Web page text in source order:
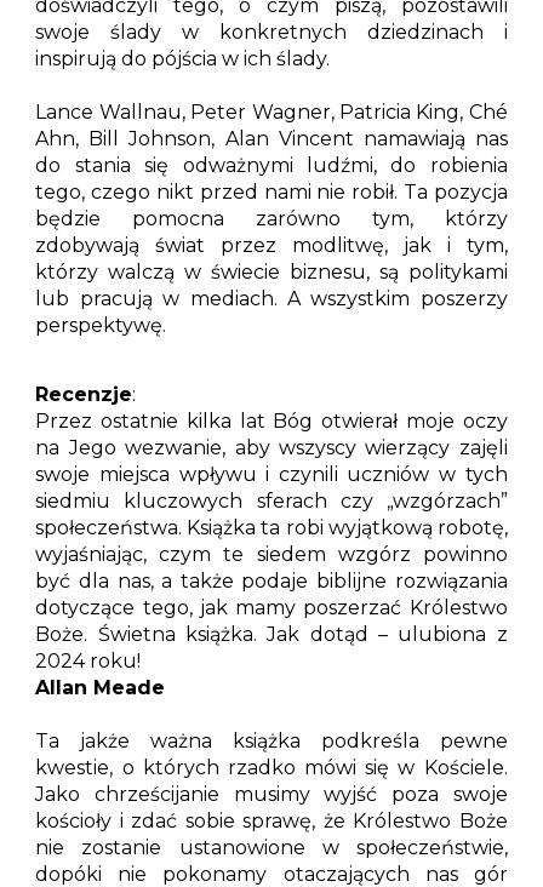
doświadczyli tego, o czym piszą, pozostawili
swoje ślady w konkretnych dziedzinach i
inspirują do pójścia w ich ślady.
Lance Wallnau, Peter Wagner, Patricia King, Ché
Ahn, Bill Johnson, Alan Vincent namawiają nas
do stania się odważnymi ludźmi, do robienia
tego, czego nikt przed nami nie robił. Ta pozycja
będzie pomocna zarówno tym, którzy
zdobywają świat przez modlitwę, jak i tym,
którzy walczą w świecie biznesu, są politykami
lub pracują w mediach. A wszystkim poszerzy
perspektywę.
Recenzje:
Przez ostatnie kilka lat Bóg otwierał moje oczy
na Jego wezwanie, aby wszyscy wierzący zajęli
swoje miejsca wpływu i czynili uczniów w tych
siedmiu kluczowych sferach czy „wzgórzach”
społeczeństwa. Książka ta robi wyjątkową robotę,
wyjaśniając, czym te siedem wzgórz powinno
być dla nas, a także podaje biblijne rozwiązania
dotyczące tego, jak mamy poszerzać Królestwo
Boże. Świetna książka. Jak dotąd – ulubiona z
2024 roku!
Allan Meade
Ta jakże ważna książka podkreśla pewne
kwestie, o których rzadko mówi się w Kościele.
Jako chrześcijanie musimy wyjść poza swoje
kościoły i zdać sobie sprawę, że Królestwo Boże
nie zostanie ustanowione w społeczeństwie,
dopóki nie pokonamy otaczających nas gór